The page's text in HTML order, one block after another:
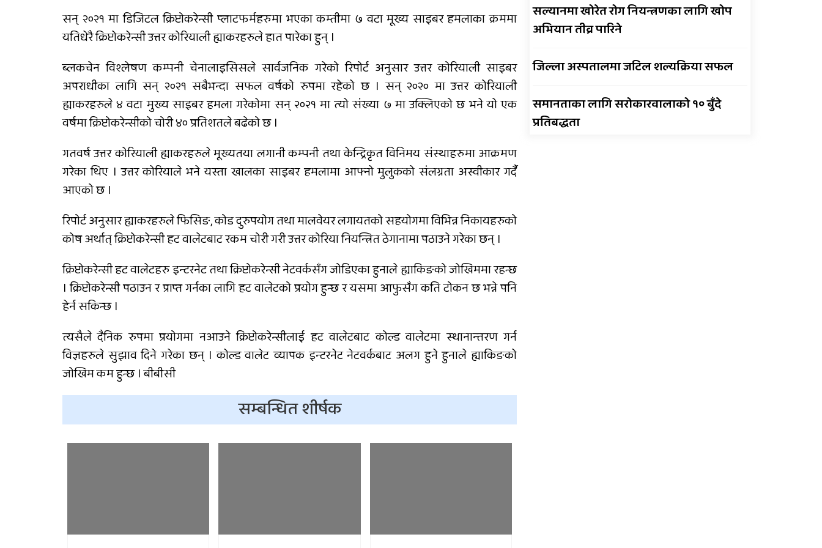
कालीकोटका नौ पालिकाको
चार अर्ब ५५ करोड बजेट
अपाङ्गता भएकी छात्राको सुर्खेतमा लागुऔषधविरुद्ध
सन् २०२१ मा डिजिटल क्रिप्टोकरेन्सी प्लाटफर्महरुमा भएका कम्तीमा ७ वटा मूख्य साइबर हमलाका क्रममा
यतिधेरै क्रिप्टोकरेन्सी उत्तर कोरियाली ह्याकरहरुले हात पारेका हुन् ।
ब्लकचेन विश्लेषण कम्पनी चेनालाइसिसले सार्वजनिक गरेको रिपोर्ट अनुसार उत्तर कोरियाली साइबर
अपराधीका लागि सन् २०२१ सबैभन्दा सफल वर्षको रुपमा रहेको छ । सन् २०२० मा उत्तर कोरियाली
ह्याकरहरुले ४ वटा मुख्य साइबर हमला गरेकोमा सन् २०२१ मा त्यो संख्या ७ मा उक्लिएको छ भने यो एक
वर्षमा क्रिप्टोकरेन्सीको चोरी ४० प्रतिशतले बढेको छ ।
गतवर्ष उत्तर कोरियाली ह्याकरहरुले मूख्यतया लगानी कम्पनी तथा केन्द्रिकृत विनिमय संस्थाहरुमा आक्रमण
गरेका थिए । उत्तर कोरियाले भने यस्ता खालका साइबर हमलामा आफ्नो मुलुकको संलग्नता अस्वीकार गर्दै
आएको छ ।
रिपोर्ट अनुसार ह्याकरहरुले फिसिङ, कोड दुरुपयोग तथा मालवेयर लगायतको सहयोगमा विभिन्न निकायहरुको
कोष अर्थात् क्रिप्टोकरेन्सी हट वालेटबाट रकम चोरी गरी उत्तर कोरिया नियन्त्रित ठेगानामा पठाउने गरेका छन् ।
क्रिप्टोकरेन्सी हट वालेटहरु इन्टरनेट तथा क्रिप्टोकरेन्सी नेटवर्कसँग जोडिएका हुनाले ह्याकिङको जोखिममा रहन्छ
। क्रिप्टोकरेन्सी पठाउन र प्राप्त गर्नका लागि हट वालेटको प्रयोग हुन्छ र यसमा आफुसँग कति टोकन छ भन्ने पनि
हेर्न सकिन्छ ।
त्यसैले दैनिक रुपमा प्रयोगमा नआउने क्रिप्टोकरेन्सीलाई हट वालेटबाट कोल्ड वालेटमा स्थानान्तरण गर्न
विज्ञहरुले सुझाव दिने गरेका छन् । कोल्ड वालेट व्यापक इन्टरनेट नेटवर्कबाट अलग हुने हुनाले ह्याकिङको
जोखिम कम हुन्छ । बीबीसी
सम्बन्धित शीर्षक
सल्यानमा खोरेत रोग नियन्त्रणका लागि खोप
अभियान तीव्र पारिने
जिल्ला अस्पतालमा जटिल शल्यक्रिया सफल
समानताका लागि सरोकारवालाको १० बुँदे
प्रतिबद्धता